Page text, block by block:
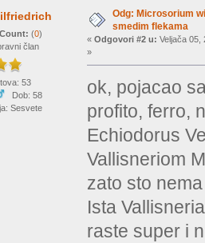
(0)
član
53
Dob: 58
Sesvete
Odg: Microsorium
smedim flekama
« Odgovori #2 u: Veljača 05,
»
ok, pojacao
profito, ferro,
Echiodorus
Vallisneriom
zato sto
Ista
raste super i